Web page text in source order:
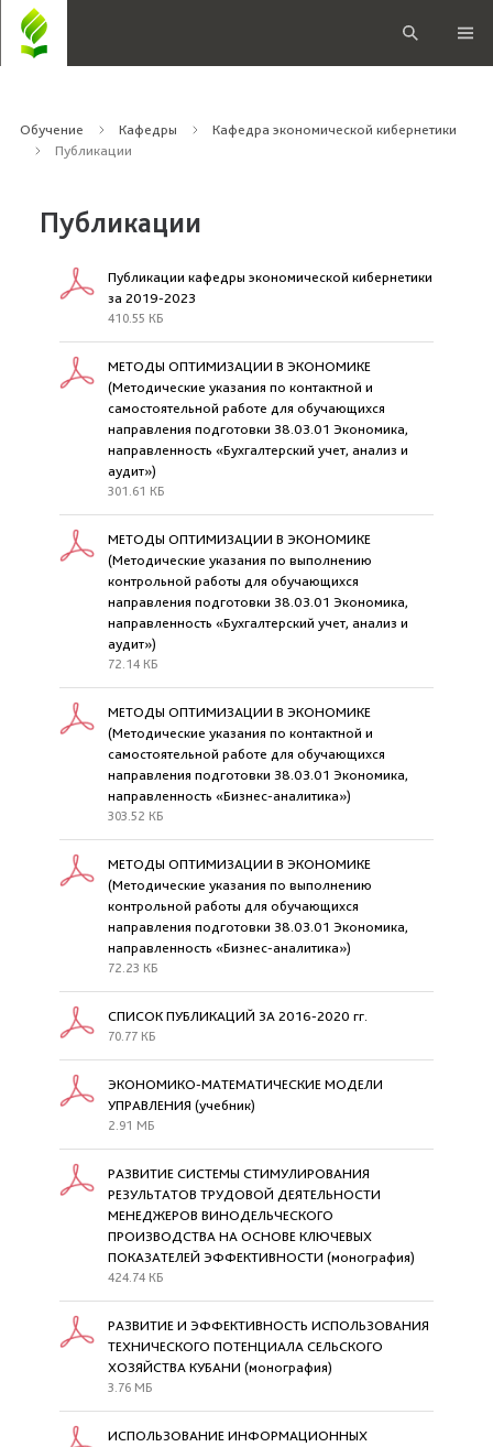
Обучение Кафедры
Кафедра экономической кибернетики
Публикации
Публикации
Публикации кафедры экономической кибернетики
за 2019-2023
410.55 КБ
МЕТОДЫ ОПТИМИЗАЦИИ В ЭКОНОМИКЕ
(Методические указания по контактной и
самостоятельной работе для обучающихся
направления подготовки 38.03.01 Экономика,
направленность «Бухгалтерский учет, анализ и
аудит»)
301.61 КБ
МЕТОДЫ ОПТИМИЗАЦИИ В ЭКОНОМИКЕ
(Методические указания по выполнению
контрольной работы для обучающихся
направления подготовки 38.03.01 Экономика,
направленность «Бухгалтерский учет, анализ и
аудит»)
72.14 КБ
МЕТОДЫ ОПТИМИЗАЦИИ В ЭКОНОМИКЕ
(Методические указания по контактной и
самостоятельной работе для обучающихся
направления подготовки 38.03.01 Экономика,
направленность «Бизнес-аналитика»)
303.52 КБ
МЕТОДЫ ОПТИМИЗАЦИИ В ЭКОНОМИКЕ
(Методические указания по выполнению
контрольной работы для обучающихся
направления подготовки 38.03.01 Экономика,
направленность «Бизнес-аналитика»)
72.23 КБ
СПИСОК ПУБЛИКАЦИЙ ЗА 2016-2020 гг.
70.77 КБ
ЭКОНОМИКО-МАТЕМАТИЧЕСКИЕ МОДЕЛИ
УПРАВЛЕНИЯ (учебник)
2.91 МБ
РАЗВИТИЕ СИСТЕМЫ СТИМУЛИРОВАНИЯ
РЕЗУЛЬТАТОВ ТРУДОВОЙ ДЕЯТЕЛЬНОСТИ
МЕНЕДЖЕРОВ ВИНОДЕЛЬЧЕСКОГО
ПРОИЗВОДСТВА НА ОСНОВЕ КЛЮЧЕВЫХ
ПОКАЗАТЕЛЕЙ ЭФФЕКТИВНОСТИ (монография)
424.74 КБ
РАЗВИТИЕ И ЭФФЕКТИВНОСТЬ ИСПОЛЬЗОВАНИЯ
ТЕХНИЧЕСКОГО ПОТЕНЦИАЛА СЕЛЬСКОГО
ХОЗЯЙСТВА КУБАНИ (монография)
3.76 МБ
ИСПОЛЬЗОВАНИЕ ИНФОРМАЦИОННЫХ